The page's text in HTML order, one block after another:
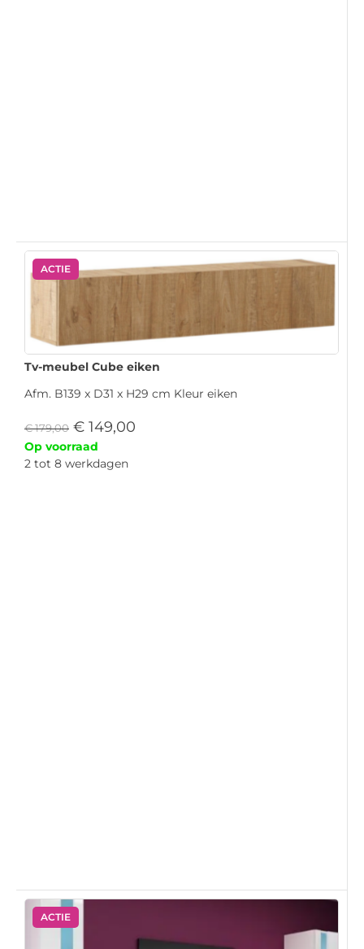
ACTIE
Tv-meubel Cube eiken
Afm. B139 x D31 x H29 cm Kleur eiken
€179,00 € 149,00
Op voorraad
2 tot 8 werkdagen
ACTIE